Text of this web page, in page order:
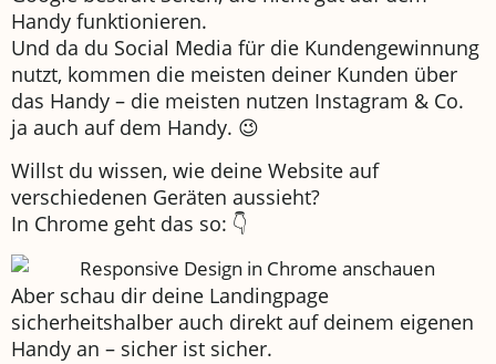
Handy funktionieren.
Und da du Social Media für die Kundengewinnung
nutzt, kommen die meisten deiner Kunden über
das Handy – die meisten nutzen Instagram & Co.
ja auch auf dem Handy. 😉
Willst du wissen, wie deine Website auf
verschiedenen Geräten aussieht?
In Chrome geht das so: 👇
Aber schau dir deine Landingpage
sicherheitshalber auch direkt auf deinem eigenen
Handy an – sicher ist sicher.